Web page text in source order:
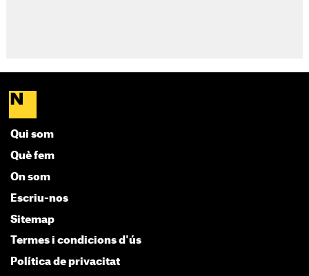
Qui som
Què fem
On som
Escriu-nos
Sitemap
Termes i condicions d'ús
Política de privacitat